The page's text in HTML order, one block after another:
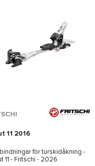
11 2016
för turskidåkning -
11 - Fritschi - 2026